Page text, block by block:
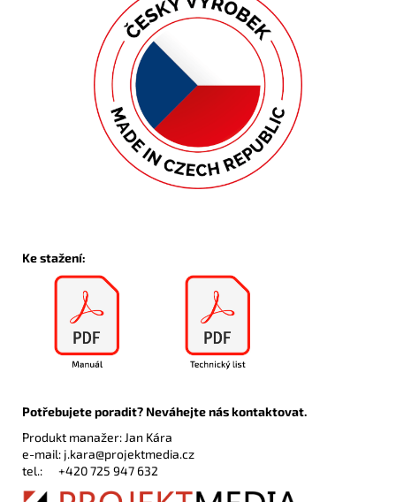
Ke stažení:
Potřebujete poradit? Neváhejte nás kontaktovat.
Produkt manažer: Jan Kára
e-mail: j.kara@projektmedia.cz
tel.: +420 725 947 632